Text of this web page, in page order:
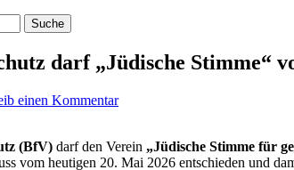
darf „Jüdische Stimme“
einen Kommentar
(BfV) darf den Verein „Jüdische Stimme für
vom heutigen 20. Mai 2026 entschieden und